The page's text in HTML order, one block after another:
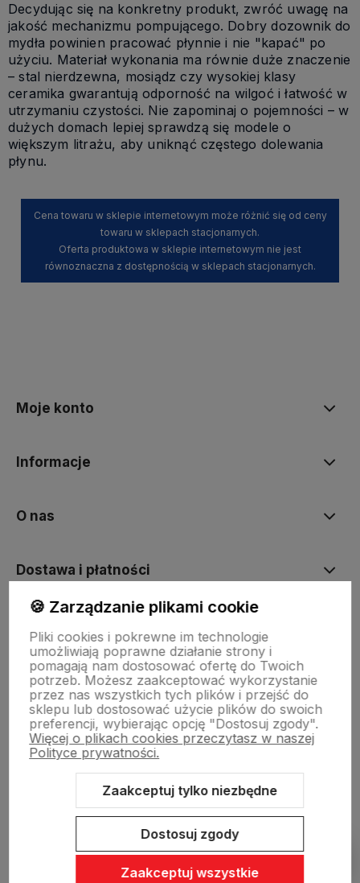
Decydując się na konkretny produkt, zwróć uwagę na
jakość mechanizmu pompującego. Dobry dozownik do
mydła powinien pracować płynnie i nie "kapać" po
użyciu. Materiał wykonania ma równie duże znaczenie
– stal nierdzewna, mosiądz czy wysokiej klasy
ceramika gwarantują odporność na wilgoć i łatwość w
utrzymaniu czystości. Nie zapominaj o pojemności – w
dużych domach lepiej sprawdzą się modele o
większym litrażu, aby uniknąć częstego dolewania
płynu.
Cena towaru w sklepie internetowym może różnić się od ceny
towaru w sklepach stacjonarnych.
Oferta produktowa w sklepie internetowym nie jest
równoznaczna z dostępnością w sklepach stacjonarnych.
Moje konto
Informacje
O nas
Dostawa i płatności
Obsługa hurtowa
Sklep internetowy Shoper Premium
Szablon Shoper Modern 3.0™
🍪 Zarządzanie plikami cookie
Pliki cookies i pokrewne im technologie
umożliwiają poprawne działanie strony i
pomagają nam dostosować ofertę do Twoich
potrzeb. Możesz zaakceptować wykorzystanie
przez nas wszystkich tych plików i przejść do
sklepu lub dostosować użycie plików do swoich
preferencji, wybierając opcję "Dostosuj zgody".
Więcej o plikach cookies przeczytasz w naszej
Polityce prywatności.
Zaakceptuj tylko niezbędne
Dostosuj zgody
Zaakceptuj wszystkie